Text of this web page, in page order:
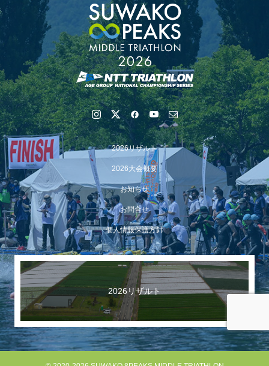
【会議報告】諏訪地域６市町村連絡会議を開催しました
【イベント報告】Luminaオンラインガイドツアーが開催
されました
2026リザルト
2026大会概要
お知らせ
お問合せ
個人情報保護方針
2026リザルト